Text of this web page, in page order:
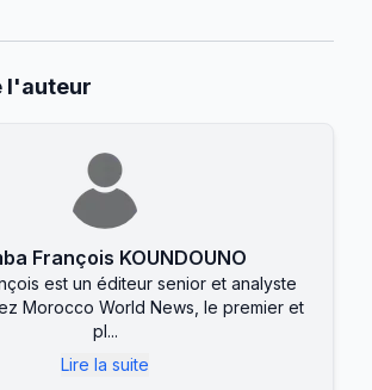
l'auteur
François KOUNDOUNO
est un éditeur senior et analyste
Morocco World News, le premier et
pl...
Lire la suite